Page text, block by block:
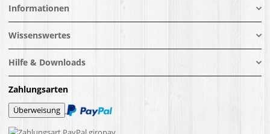
Informationen
Wissenswertes
Hilfe & Downloads
Zahlungsarten